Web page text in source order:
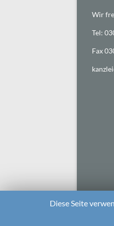
Wir
Tel:
Fax
Diese Seite